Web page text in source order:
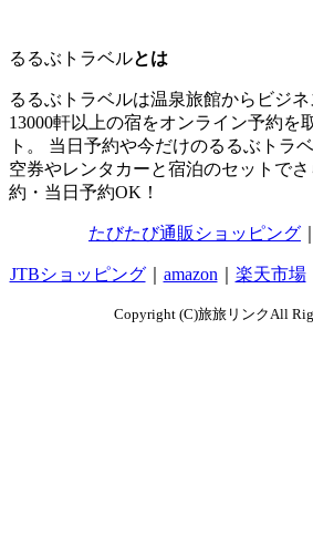
るるぶトラベルとは
るるぶトラベルは温泉旅館からビジ
13000軒以上の宿をオンライン予約を
ト。 当日予約や今だけのるるぶトラ
空券やレンタカーと宿泊のセットで
約・当日予約OK！
たびたび通販ショッピング
JTBショッピング｜ amazon 楽天市場
Copyright (C)旅旅リンクAll